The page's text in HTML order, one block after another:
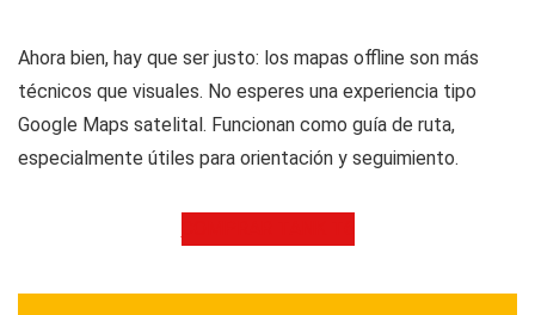
Ahora bien, hay que ser justo: los mapas offline son más
técnicos que visuales. No esperes una experiencia tipo
Google Maps satelital. Funcionan como guía de ruta,
especialmente útiles para orientación y seguimiento.